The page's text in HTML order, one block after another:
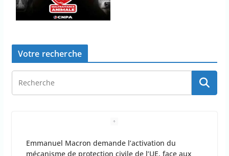
Votre recherche
La Haute Autorité de santé veut rendre obligatoire